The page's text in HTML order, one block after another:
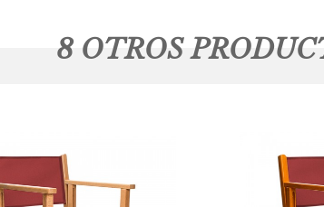
8 OTROS